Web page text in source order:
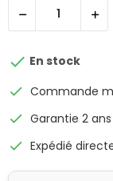
 En stock
check Commande
check Garantie 2 ans
check Expédié